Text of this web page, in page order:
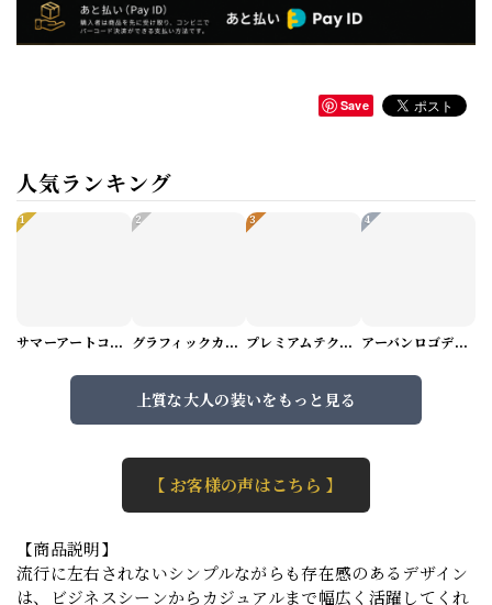
Save
人気ランキング
1
サマーアートコーデセット（5パターン） M1048
2
グラフィックカーゴショートパンツ M1029
3
プレミアムテクスチャーニット（4color） M0971
4
アーバンロゴデザインTシャツ（3color） M0984
上質な大人の装いをもっと見る
【 お客様の声はこちら 】
【商品説明】
流行に左右されないシンプルながらも存在感のあるデザイン
は、ビジネスシーンからカジュアルまで幅広く活躍してくれ